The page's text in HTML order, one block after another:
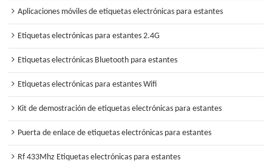
Aplicaciones móviles de etiquetas electrónicas para estantes
Etiquetas electrónicas para estantes 2.4G
Etiquetas electrónicas Bluetooth para estantes
Etiquetas electrónicas para estantes Wifi
Kit de demostración de etiquetas electrónicas para estantes
Puerta de enlace de etiquetas electrónicas para estantes
Rf 433Mhz Etiquetas electrónicas para estantes